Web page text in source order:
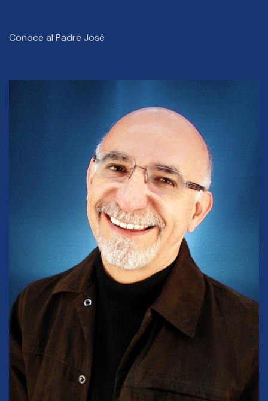
Conoce al Padre José